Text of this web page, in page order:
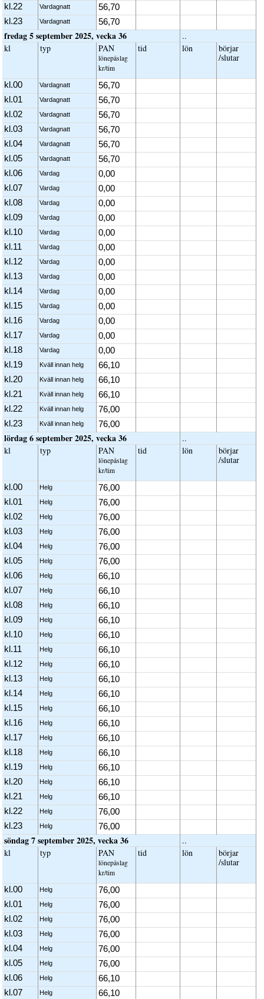
kl.22
Vardagnatt
56,70
kl.23
Vardagnatt 56,70
fredag 5 september 2025, vecka 36
..
kl
typ PAN
löne­påslag
kr/tim
tid lön
börjar
/slutar
kl.00 Vardagnatt
56,70
kl.01
Vardagnatt
56,70
kl.02
Vardagnatt
56,70
kl.03
Vardagnatt
56,70
kl.04
Vardagnatt
56,70
kl.05
Vardagnatt
56,70
kl.06
Vardag
0,00
kl.07
Vardag
0,00
kl.08
Vardag
0,00
kl.09
Vardag
0,00
kl.10
Vardag
0,00
kl.11
Vardag
0,00
kl.12
Vardag
0,00
kl.13
Vardag
0,00
kl.14
Vardag
0,00
kl.15
Vardag
0,00
kl.16
Vardag
0,00
kl.17
Vardag
0,00
kl.18
Vardag
0,00
kl.19
Kväll innan helg
66,10
kl.20
Kväll innan helg
66,10
kl.21
Kväll innan helg
66,10
kl.22
Kväll innan helg
76,00
kl.23
Kväll innan helg 76,00
lördag 6 september 2025, vecka 36
..
kl
typ PAN
löne­påslag
kr/tim
tid lön
börjar
/slutar
kl.00 Helg
76,00
kl.01
Helg
76,00
kl.02
Helg
76,00
kl.03
Helg
76,00
kl.04
Helg
76,00
kl.05
Helg
76,00
kl.06
Helg
66,10
kl.07
Helg
66,10
kl.08
Helg
66,10
kl.09
Helg
66,10
kl.10
Helg
66,10
kl.11
Helg
66,10
kl.12
Helg
66,10
kl.13
Helg
66,10
kl.14
Helg
66,10
kl.15
Helg
66,10
kl.16
Helg
66,10
kl.17
Helg
66,10
kl.18
Helg
66,10
kl.19
Helg
66,10
kl.20
Helg
66,10
kl.21
Helg
66,10
kl.22
Helg
76,00
kl.23
Helg 76,00
söndag 7 september 2025, vecka 36
..
kl
typ PAN
löne­påslag
kr/tim
tid lön
börjar
/slutar
kl.00 Helg
76,00
kl.01
Helg
76,00
kl.02
Helg
76,00
kl.03
Helg
76,00
kl.04
Helg
76,00
kl.05
Helg
76,00
kl.06
Helg
66,10
kl.07
Helg 66,10